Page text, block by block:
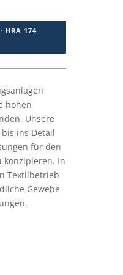
HRA 174
hohen
Unsere
ins Detail
für den
konzipieren. In
Textilbetrieb
Gewebe